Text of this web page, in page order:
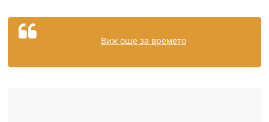
Виж още за времето